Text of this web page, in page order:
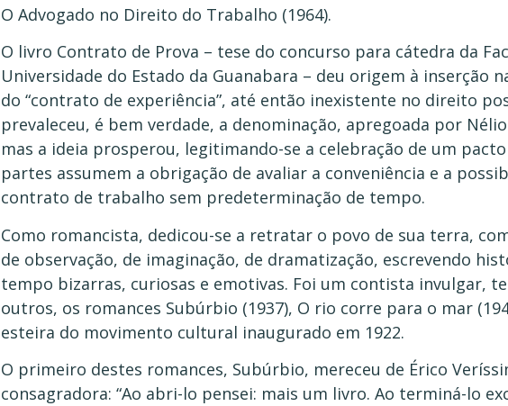
O Advogado no Direito do Trabalho (1964).
O livro Contrato de Prova – tese do concurso para cátedra da
Universidade do Estado da Guanabara – deu origem à inserção
do “contrato de experiência”, até então inexistente no direito
prevaleceu, é bem verdade, a denominação, apregoada por
mas a ideia prosperou, legitimando-se a celebração de um
partes assumem a obrigação de avaliar a conveniência e a
contrato de trabalho sem predeterminação de tempo.
Como romancista, dedicou-se a retratar o povo de sua terra,
de observação, de imaginação, de dramatização, escrevendo
tempo bizarras, curiosas e emotivas. Foi um contista invulgar,
outros, os romances Subúrbio (1937), O rio corre para o mar
esteira do movimento cultural inaugurado em 1922.
O primeiro destes romances, Subúrbio, mereceu de Érico
consagradora: “Ao abri-lo pensei: mais um livro. Ao terminá-lo